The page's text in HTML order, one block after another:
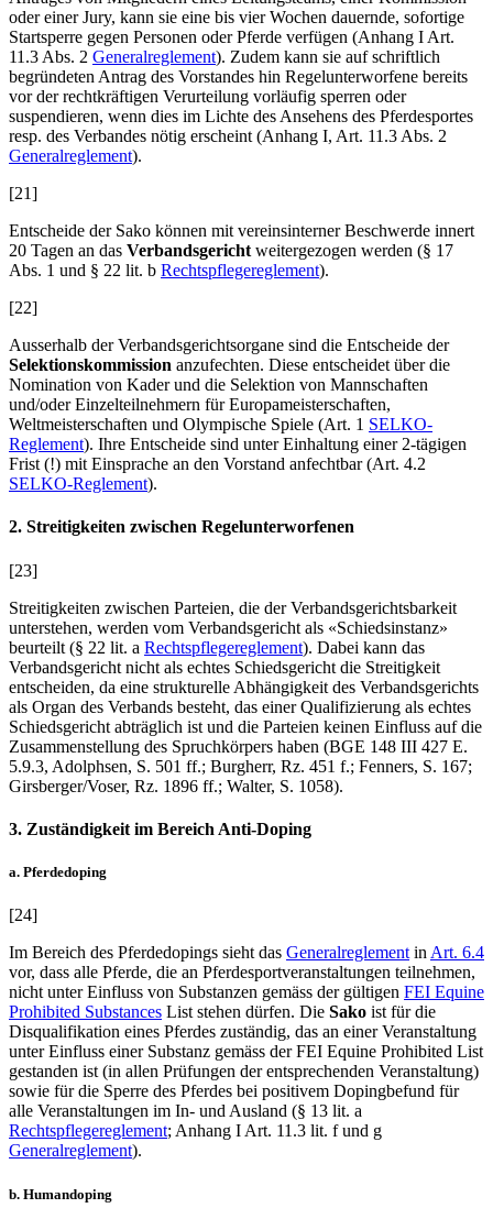
oder einer Jury, kann sie eine bis vier Wochen dauernde, sofortige
Startsperre gegen Personen oder Pferde verfügen (Anhang I Art.
11.3 Abs. 2 Generalreglement). Zudem kann sie auf schriftlich
begründeten Antrag des Vorstandes hin Regelunterworfene bereits
vor der rechtkräftigen Verurteilung vorläufig sperren oder
suspendieren, wenn dies im Lichte des Ansehens des Pferdesportes
resp. des Verbandes nötig erscheint (Anhang I, Art. 11.3 Abs. 2
Generalreglement).
[21]
Entscheide der Sako können mit vereinsinterner Beschwerde innert
20 Tagen an das Verbandsgericht weitergezogen werden (§ 17
Abs. 1 und § 22 lit. b Rechtspflegereglement).
[22]
Ausserhalb der Verbandsgerichtsorgane sind die Entscheide der
Selektionskommission anzufechten. Diese entscheidet über die
Nomination von Kader und die Selektion von Mannschaften
und/oder Einzelteilnehmern für Europameisterschaften,
Weltmeisterschaften und Olympische Spiele (Art. 1 SELKO-
Reglement). Ihre Entscheide sind unter Einhaltung einer 2-tägigen
Frist (!) mit Einsprache an den Vorstand anfechtbar (Art. 4.2
SELKO-Reglement).
2. Streitigkeiten zwischen Regelunterworfenen
[23]
Streitigkeiten zwischen Parteien, die der Verbandsgerichtsbarkeit
unterstehen, werden vom Verbandsgericht als «Schiedsinstanz»
beurteilt (§ 22 lit. a Rechtspflegereglement). Dabei kann das
Verbandsgericht nicht als echtes Schiedsgericht die Streitigkeit
entscheiden, da eine strukturelle Abhängigkeit des Verbandsgerichts
als Organ des Verbands besteht, das einer Qualifizierung als echtes
Schiedsgericht abträglich ist und die Parteien keinen Einfluss auf die
Zusammenstellung des Spruchkörpers haben (BGE 148 III 427 E.
5.9.3, Adolphsen, S. 501 ff.; Burgherr, Rz. 451 f.; Fenners, S. 167;
Girsberger/Voser, Rz. 1896 ff.; Walter, S. 1058).
3. Zuständigkeit im Bereich Anti-Doping
a. Pferdedoping
[24]
Im Bereich des Pferdedopings sieht das Generalreglement in Art. 6.4
vor, dass alle Pferde, die an Pferdesportveranstaltungen teilnehmen,
nicht unter Einfluss von Substanzen gemäss der gültigen FEI Equine
Prohibited Substances List stehen dürfen. Die Sako ist für die
Disqualifikation eines Pferdes zuständig, das an einer Veranstaltung
unter Einfluss einer Substanz gemäss der FEI Equine Prohibited List
gestanden ist (in allen Prüfungen der entsprechenden Veranstaltung)
sowie für die Sperre des Pferdes bei positivem Dopingbefund für
alle Veranstaltungen im In- und Ausland (§ 13 lit. a
Rechtspflegereglement; Anhang I Art. 11.3 lit. f und g
Generalreglement).
b. Humandoping